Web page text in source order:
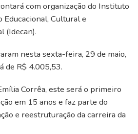
com organização do Instituto
Cultural e
(Idecan).
nesta sexta-feira, 29 de maio,
de R$ 4.005,53.
Corrêa, este será o primeiro
em 15 anos e faz parte do
e reestruturação da carreira da